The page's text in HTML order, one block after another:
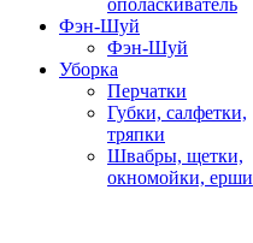
ополаскиватель
Фэн-Шуй
Фэн-Шуй
Уборка
Перчатки
Губки, салфетки,
тряпки
Швабры, щетки,
окномойки, ерши